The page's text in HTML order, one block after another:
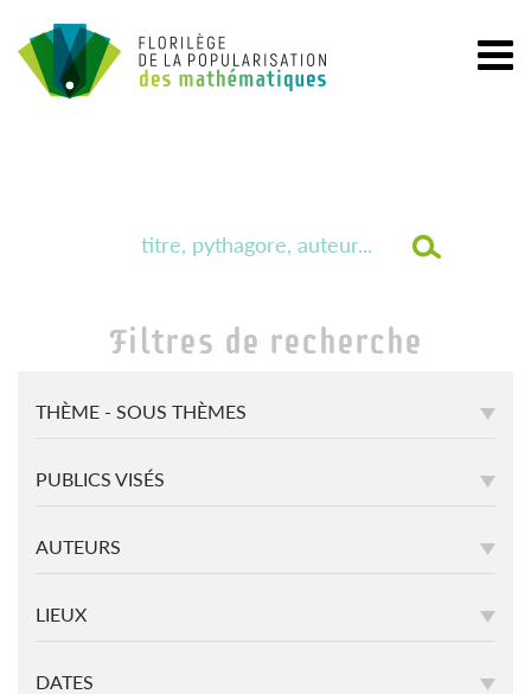
Filtres de recherche
THÈME - SOUS THÈMES
PUBLICS VISÉS
AUTEURS
LIEUX
DATES